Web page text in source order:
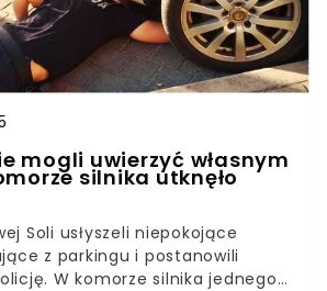
mogli uwierzyć własnym
silnika utknęło
Soli usłyszeli niepokojące
z parkingu i postanowili
W komorze silnika jednego z